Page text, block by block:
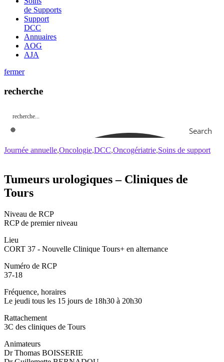
de Supports
Support
DCC
Annuaires
AOG
AJA
fermer
recherche
Search
Journée annuelle Oncologie DCC Oncogériatrie Soins de support
Tumeurs urologiques – Cliniques de
Tours
Niveau de RCP
RCP de premier niveau
Lieu
CORT 37 - Nouvelle Clinique Tours+ en alternance
Numéro de RCP
37-18
Fréquence, horaires
Le jeudi tous les 15 jours de 18h30 à 20h30
Rattachement
3C des cliniques de Tours
Animateurs
Dr Thomas BOISSERIE